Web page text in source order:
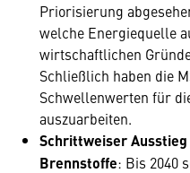
Priorisierung
welche Energiequelle
wirtschaftlichen
Schließlich haben die
Schwellenwerten für
auszuarbeiten.
Schrittweiser
Brennstoffe: Bis 2040